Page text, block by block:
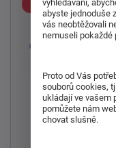
sleva
Bavlněné
Sofie fialová
vyhledávání,
abyste jednoduše
vás neobtěžovali
nemuseli pokaždé
Proto od Vás
souborů cookies,
ukládají ve vašem
pomůžete nám
chovat slušně.